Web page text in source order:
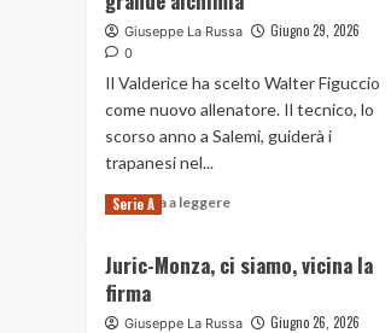
Giuseppe La Russa Giugno 29, 2026
0
Il Valderice ha scelto Walter Figuccio
come nuovo allenatore. Il tecnico, lo
scorso anno a Salemi, guiderà i
trapanesi nel...
Continua a leggereRead
Mister
racconta
Serie A
Juric-Monza, ci siamo, vicina la
firma
Giuseppe La Russa Giugno 26, 2026